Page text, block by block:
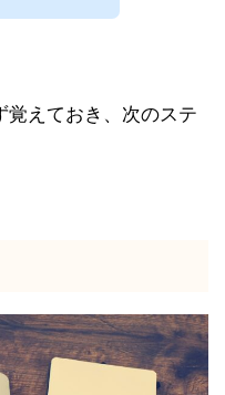
えておき、次のステ